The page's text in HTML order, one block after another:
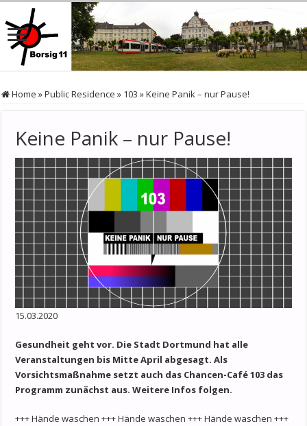
Home »Public Residence » 103 »Keine Panik – nur Pause!
Keine Panik – nur Pause!
15.03.2020
Gesundheit geht vor. Die Stadt Dortmund hat alle
Veranstaltungen bis Mitte April abgesagt. Als
Vorsichtsmaßnahme setzt auch das Chancen-Café 103 das
Programm zunächst aus. Weitere Infos folgen.
+++ Hände waschen +++ Hände waschen +++ Hände waschen +++